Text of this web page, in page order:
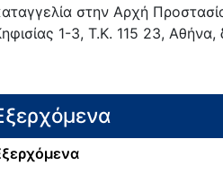
στην Αρχή
1-3, Τ.Κ. 115 23,